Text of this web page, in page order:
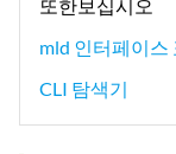
또한보십시오
mld 인터페이스
CLI 탐색기